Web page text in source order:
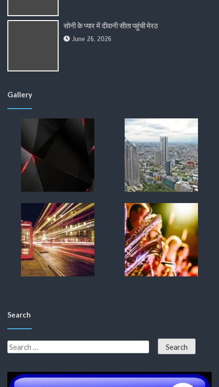
सोनी के प्यार में दीवानी सीता पहुंची मेरठ
June 26, 2026
Gallery
Search